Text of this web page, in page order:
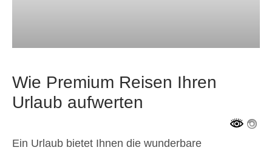
Wie Premium Reisen Ihren
Urlaub aufwerten
Ein Urlaub bietet Ihnen die wunderbare